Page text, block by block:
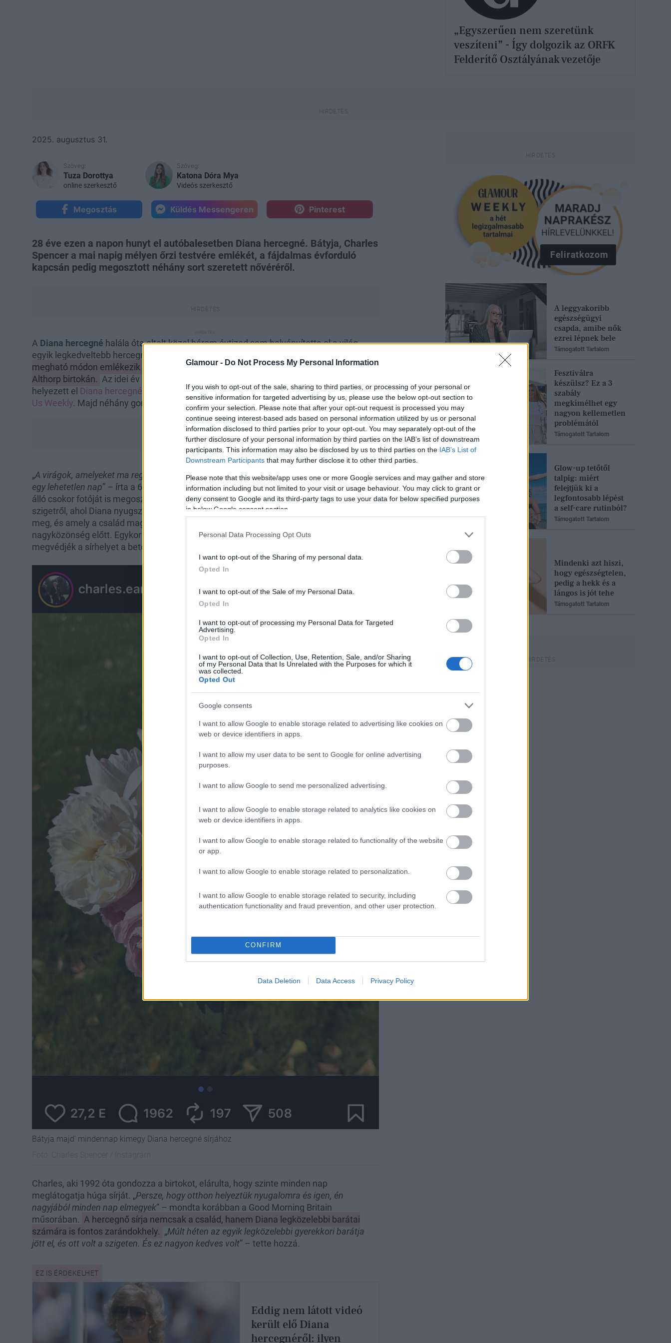
Glamour - Do Not Process My Personal Information
If you wish to opt-out of the sale, sharing to third parties, or processing of your personal or
sensitive information for targeted advertising by us, please use the below opt-out section to
confirm your selection. Please note that after your opt-out request is processed you may
continue seeing interest-based ads based on personal information utilized by us or personal
information disclosed to third parties prior to your opt-out. You may separately opt-out of the
further disclosure of your personal information by third parties on the IAB’s list of downstream
participants. This information may also be disclosed by us to third parties on the IAB’s List of
Downstream Participants that may further disclose it to other third parties.
Please note that this website/app uses one or more Google services and may gather and store
information including but not limited to your visit or usage behaviour. You may click to grant or
deny consent to Google and its third-party tags to use your data for below specified purposes
in below Google consent section.
Personal Data Processing Opt Outs
I want to opt-out of the Sharing of my personal data.
Opted In
I want to opt-out of the Sale of my Personal Data.
Opted In
I want to opt-out of processing my Personal Data for Targeted
Advertising.
Opted In
I want to opt-out of Collection, Use, Retention, Sale, and/or Sharing
of my Personal Data that Is Unrelated with the Purposes for which it
was collected.
Opted Out
Google consents
I want to allow Google to enable storage related to advertising like cookies on
web or device identifiers in apps.
I want to allow my user data to be sent to Google for online advertising
purposes.
I want to allow Google to send me personalized advertising.
I want to allow Google to enable storage related to analytics like cookies on
web or device identifiers in apps.
I want to allow Google to enable storage related to functionality of the website
or app.
I want to allow Google to enable storage related to personalization.
I want to allow Google to enable storage related to security, including
authentication functionality and fraud prevention, and other user protection.
CONFIRM
Data Deletion Data Access Privacy Policy
„Egyszerűen nem szeretünk
veszíteni” - Így dolgozik az ORFK
Felderítő Osztályának vezetője
2025. augusztus 31.
Szöveg:
Tuza Dorottya
online szerkesztő
Szöveg:
Katona Dóra Mya
Videós szerkesztő
Megosztás Küldés Messengeren Pinterest
28 éve ezen a napon hunyt el autóbalesetben Diana hercegné. Bátyja, Charles
Spencer a mai napig mélyen őrzi testvére emlékét, a fájdalmas évforduló
kapcsán pedig megosztott néhány sort szeretett nővéréről.
A Diana hercegné halála óta eltelt közel három évtized sem halványította el a világ
egyik legkedveltebb hercegnőjének emlékét.
megható módon emlékezik meg róla a család Nyugat-Northamptonshire-ben található
Althorp birtokán. Az idei év sem volt kivétel: Spencer egy különleges virágcsokrot
helyezett el Diana hercegné sírjánál, amelyet a birtok kertjeiből válogatott össze - írja az
Us Weekly. Majd néhány gondolatot is megosztott a szomorú naprólInstagram-oldalán.
„A virágok, amelyeket ma reggel vágtunk az Althorp kertjeiben a Sziget számára. Mindig
egy lehetetlen nap” – írta a 61 éves Charles Spencer, aki a rózsaszín és fehér virágokból
álló csokor fotóját is megosztotta. A posztban egy másik képet is láthattunk a kis
szigetről, ahol Diana nyugszik az Althorp birtokon, amely csak csónakkal közelíthető
meg, és amely a család magánéletének megőrzése érdekében zárva van a
nagyközönség előtt. Egykor egy híd kötötte össze a birtokkal, de ezt eltávolították, hogy
megvédjék a sírhelyet a betolakodóktól.
Bátyja majd' mindennap kimegy Diana hercegné sírjához
Charles, aki 1992 óta gondozza a birtokot, elárulta, hogy szinte minden nap
meglátogatja húga sírját. „Persze, hogy otthon helyeztük nyugalomra és igen, én
nagyjából minden nap elmegyek” – mondta korábban a Good Morning Britain
műsorában. A hercegnő sírja nemcsak a család, hanem Diana legközelebbi barátai
számára is fontos zarándokhely. „Múlt héten az egyik legközelebbi gyerekkori barátja
jött el, és ott volt a szigeten. És ez nagyon kedves volt” – tette hozzá.
Eddig nem látott videó
került elő Diana
hercegnéről: ilyen
Feliratkozom
A leggyakoribb
egészségügyi
csapda, amibe nők
ezrei lépnek bele
Támogatott Tartalom
Fesztiválra
készülsz? Ez a 3
szabály
megkímélhet egy
nagyon kellemetlen
problémától
Támogatott Tartalom
Glow-up tetőtől
talpig: miért
felejtjük ki a
legfontosabb lépést
a self-care rutinból?
Támogatott Tartalom
Mindenki azt hiszi,
hogy egészségtelen,
pedig a hekk és a
lángos is jót tehe
Támogatott Tartalom